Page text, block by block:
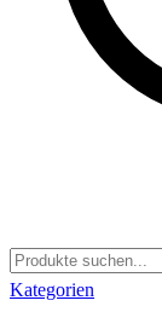
Kategorien